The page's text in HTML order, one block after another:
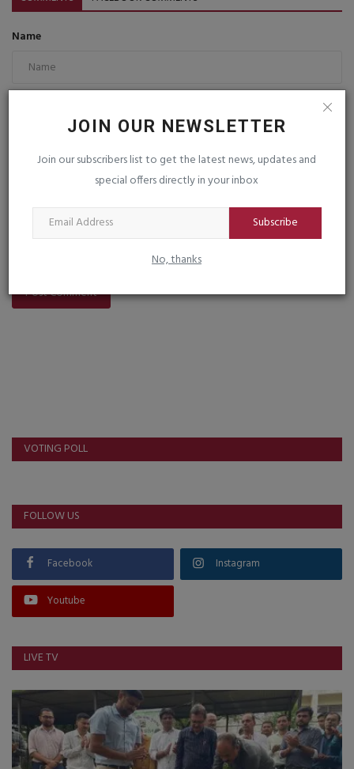
JOIN OUR NEWSLETTER
Join our subscribers list to get the latest news, updates and
special offers directly in your inbox
Subscribe
No, thanks
Name
Post Comment
VOTING POLL
FOLLOW US
Facebook Instagram
Youtube
LIVE TV